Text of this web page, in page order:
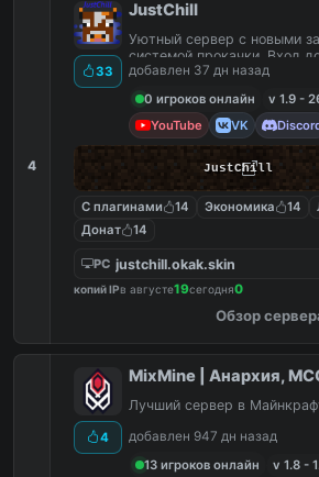
4
33
JustChill
Уютный сервер с новыми
системой прокачки. Вход
1.9 до 26.2
добавлен 37 дн назад
0 игроков онлайн
v 1.9 -
YouTube
VK
JustChill
С плагинами 14 Экономика 14
Донат
14
PC justchill.okak.skin
копий IPв августе19сегодня0
Обзор
4
MixMine | Анархия,
Лучший сервер в
добавлен 947 дн назад
13 игроков онлайн
v 1.8 -